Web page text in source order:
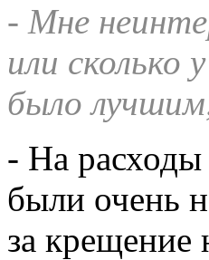
- Мне
или сколько
было
- На
были очень
за крещение